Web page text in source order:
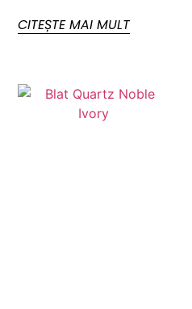
CITEȘTE MAI MULT